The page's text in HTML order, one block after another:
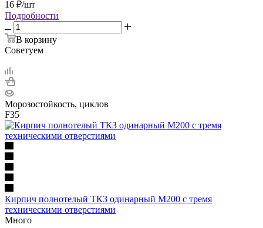
16 ₽/шт
Подробности
В корзину
Советуем
Морозостойкость, циклов
F35
Кирпич полнотелый ТКЗ одинарный М200 с тремя
техническими отверстиями
Много